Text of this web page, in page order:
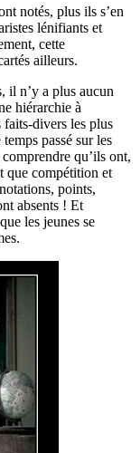
notés, plus ils s’en
lénifiants et
cette
ailleurs.
il n’y a plus aucun
hiérarchie à
faits-divers les plus
passé sur les
qu’ils ont,
que compétition et
points,
absents ! Et
les jeunes se